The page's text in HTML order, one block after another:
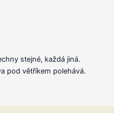
stejné, každá jiná.
pod větříkem polehává.